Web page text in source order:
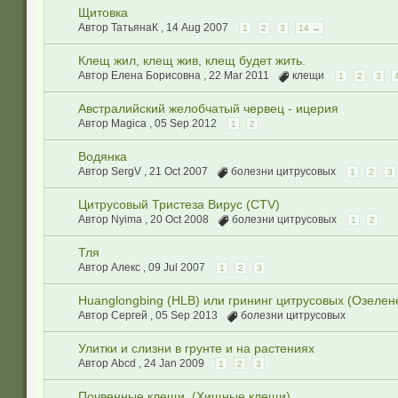
Щитовка
Автор ТатьянаК , 14 Aug 2007 1 2 3 14 →
Клещ жил, клещ жив, клещ будет жить.
Автор Елена Борисовна , 22 Mar 2011 клещи 1 2 3 4
Австралийский желобчатый червец - ицерия
Автор Magica , 05 Sep 2012 1 2
Водянка
Автор SergV , 21 Oct 2007 болезни цитрусовых 1 2 3
Цитрусовый Тристеза Вирус (CTV)
Автор Nyima , 20 Oct 2008 болезни цитрусовых 1 2
Тля
Автор Aлекc , 09 Jul 2007 1 2 3
Huanglongbing (HLB) или грининг цитрусовых
Автор Сергей , 05 Sep 2013 болезни цитрусовых
Улитки и слизни в грунте и на растениях
Автор Abcd , 24 Jan 2009 1 2 3